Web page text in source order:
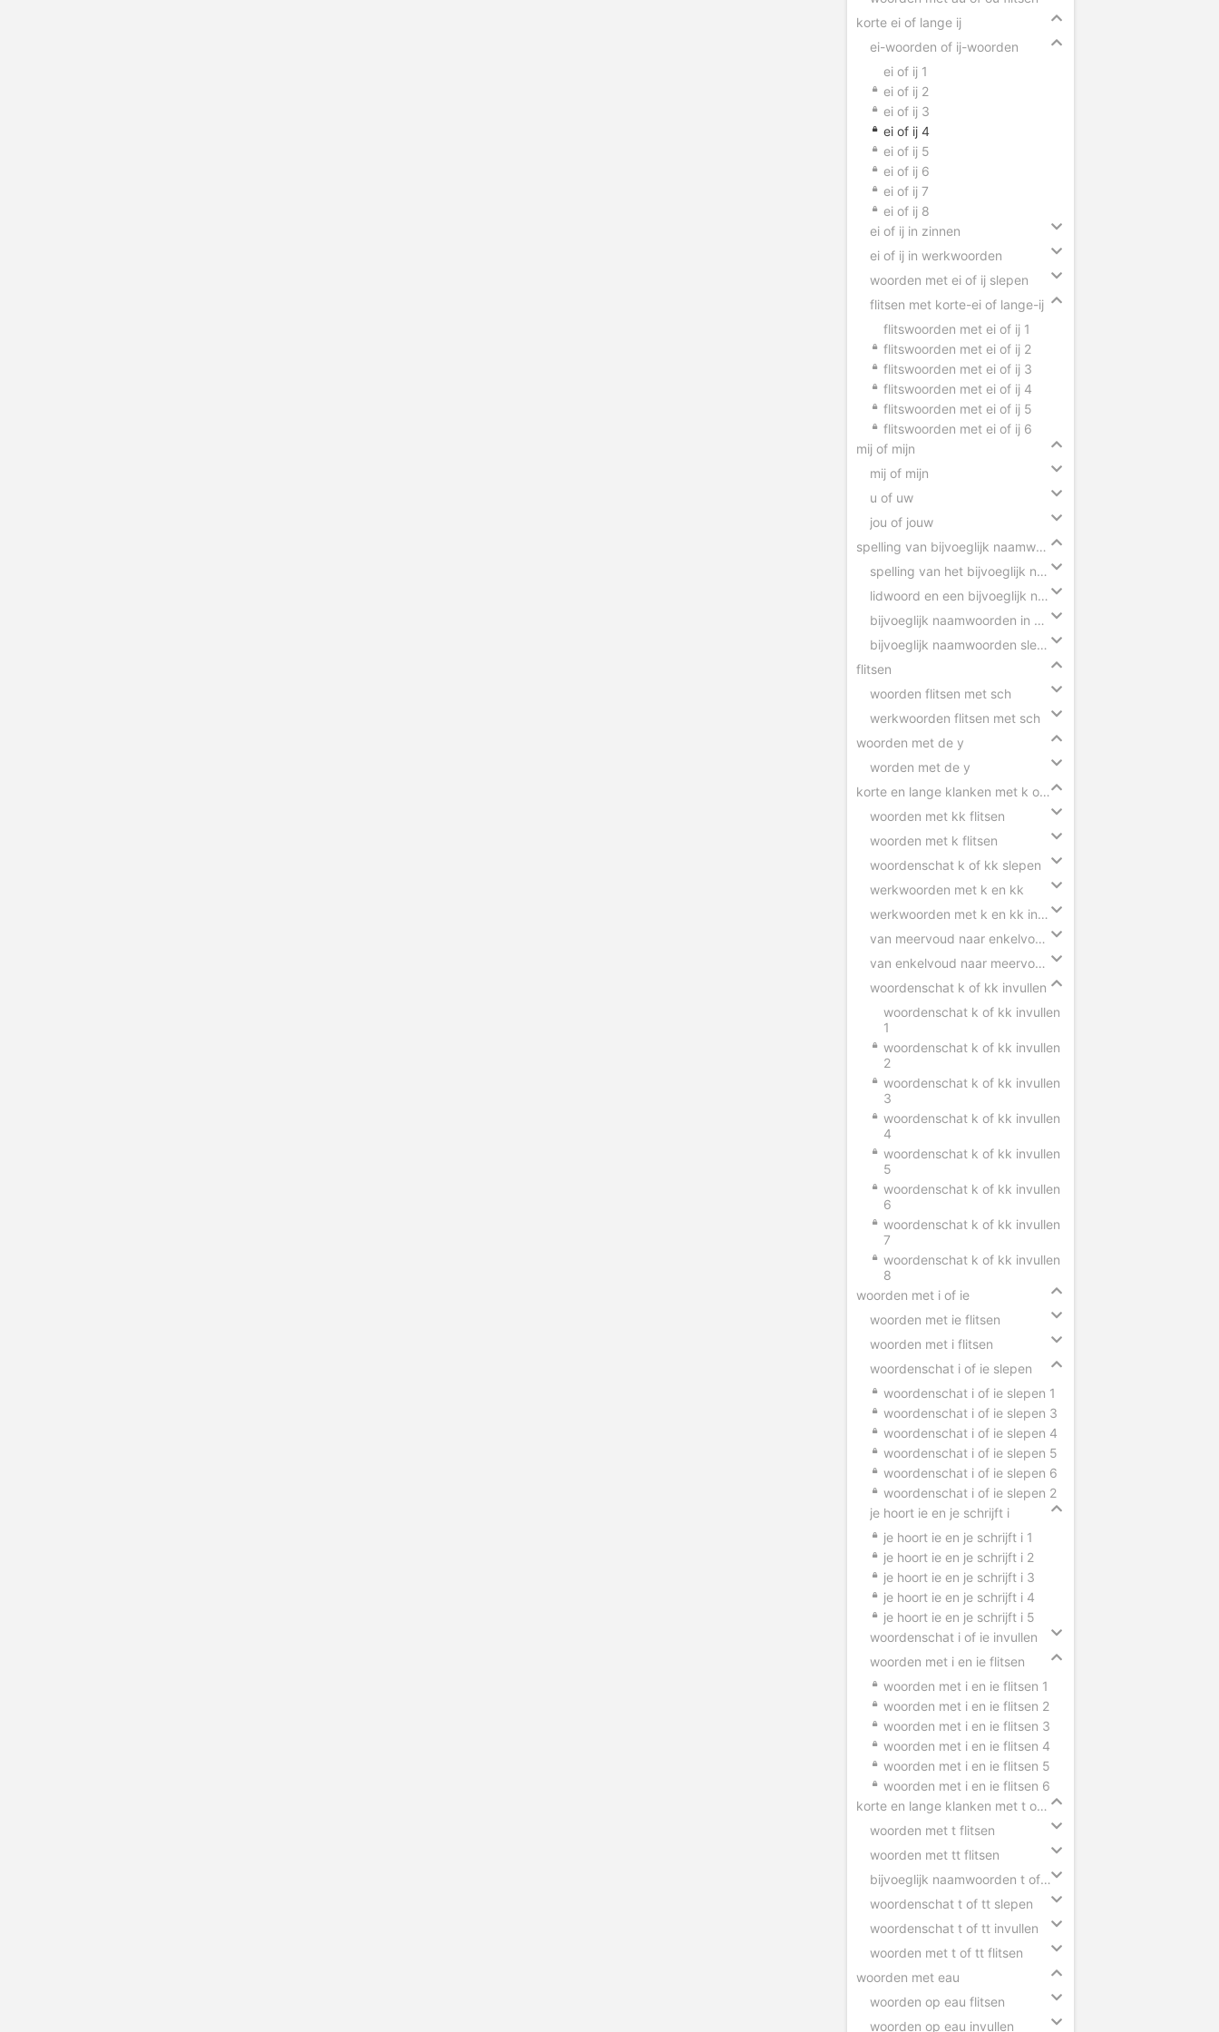
korte ei of lange ij
ei-woorden of ij-woorden
ei of ij 1
ei of ij 2
ei of ij 3
ei of ij 4
ei of ij 5
ei of ij 6
ei of ij 7
ei of ij 8
ei of ij in zinnen
ei of ij in werkwoorden
woorden met ei of ij slepen
flitsen met korte-ei of lange-ij
flitswoorden met ei of ij 1
flitswoorden met ei of ij 2
flitswoorden met ei of ij 3
flitswoorden met ei of ij 4
flitswoorden met ei of ij 5
flitswoorden met ei of ij 6
mij of mijn
mij of mijn
u of uw
jou of jouw
spelling van bijvoeglijk naamwoorden
spelling van het bijvoeglijk naamwoord
lidwoord en een bijvoeglijk naamwoord
bijvoeglijk naamwoorden in zinnen
bijvoeglijk naamwoorden slepen
flitsen
woorden flitsen met sch
werkwoorden flitsen met sch
woorden met de y
worden met de y
korte en lange klanken met k of kk
woorden met kk flitsen
woorden met k flitsen
woordenschat k of kk slepen
werkwoorden met k en kk
werkwoorden met k en kk invullen
van meervoud naar enkelvoud k en kk
van enkelvoud naar meervoud k en kk
woordenschat k of kk invullen
woordenschat k of kk invullen
1
woordenschat k of kk invullen
2
woordenschat k of kk invullen
3
woordenschat k of kk invullen
4
woordenschat k of kk invullen
5
woordenschat k of kk invullen
6
woordenschat k of kk invullen
7
woordenschat k of kk invullen
8
woorden met i of ie
woorden met ie flitsen
woorden met i flitsen
woordenschat i of ie slepen
woordenschat i of ie slepen 1
woordenschat i of ie slepen 3
woordenschat i of ie slepen 4
woordenschat i of ie slepen 5
woordenschat i of ie slepen 6
woordenschat i of ie slepen 2
je hoort ie en je schrijft i
je hoort ie en je schrijft i 1
je hoort ie en je schrijft i 2
je hoort ie en je schrijft i 3
je hoort ie en je schrijft i 4
je hoort ie en je schrijft i 5
woordenschat i of ie invullen
woorden met i en ie flitsen
woorden met i en ie flitsen 1
woorden met i en ie flitsen 2
woorden met i en ie flitsen 3
woorden met i en ie flitsen 4
woorden met i en ie flitsen 5
woorden met i en ie flitsen 6
korte en lange klanken met t of tt
woorden met t flitsen
woorden met tt flitsen
bijvoeglijk naamwoorden t of tt
woordenschat t of tt slepen
woordenschat t of tt invullen
woorden met t of tt flitsen
woorden met eau
woorden op eau flitsen
woorden op eau invullen